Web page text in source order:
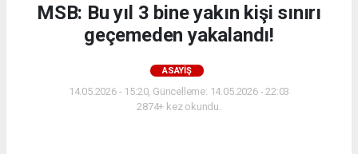
MSB: Bu yıl 3 bine yakın kişi sınırı
geçemeden yakalandı!
ASAYIŞ
14.05.2026 - 15:20, Güncelleme: 14.05.2026 - 22:03
2874+ kez okundu.